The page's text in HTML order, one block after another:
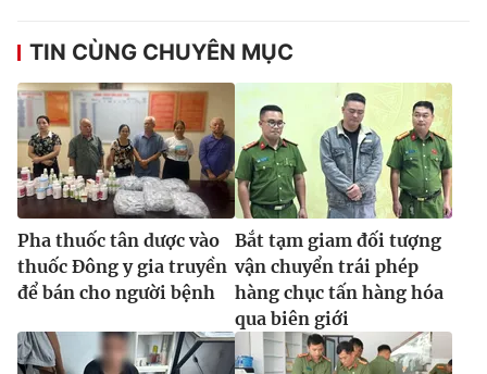
TIN CÙNG CHUYÊN MỤC
Pha thuốc tân dược vào
thuốc Đông y gia truyền
để bán cho người bệnh
Bắt tạm giam đối tượng
vận chuyển trái phép
hàng chục tấn hàng hóa
qua biên giới